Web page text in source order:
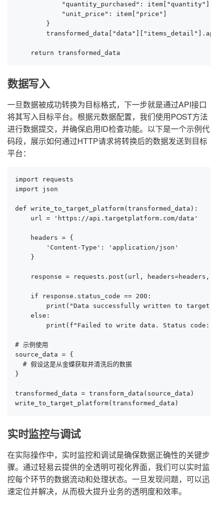
            "quantity_purchased": item["quantity"],
            "unit_price": item["price"]
        }
    return transformed_data
数据写入
一旦数据被成功转换为目标格式，下一步就是通过API接口
将其写入目标平台。根据元数据配置，我们使用POST方法
进行数据提交，并确保启用ID检查功能。以下是一个示例代
码段，展示如何通过HTTP请求将转换后的数据发送到目标
平台：
import requests
import json
def write_to_target_platform(transformed_data):
    url = 'https://api.targetplatform.com/data'
    headers = {
        'Content-Type': 'application/json'
    }
response = requests.post(url, headers=headers,
    if response.status_code == 200:
print("Data successfully written to target
    else:
print(f"Failed to write data. Status code:
# 示例使用
source_data = {
  # 假设这是从金蝶获取并清洗后的数据
}
transformed_data = transform_data(source_data)
write_to_target_platform(transformed_data)
实时监控与调试
在实际操作中，实时监控和调试是确保数据正确性的关键步
骤。通过轻易云提供的全透明可视化界面，我们可以实时监
控每个环节的数据流动和处理状态。一旦发现问题，可以迅
速定位并解决，从而极大提升业务的透明度和效率。